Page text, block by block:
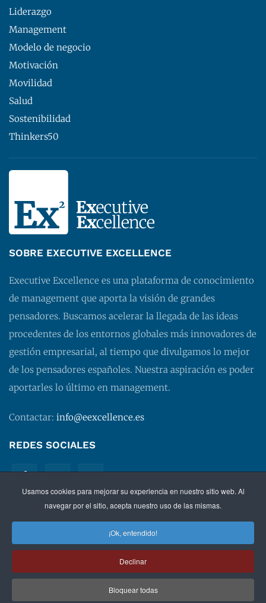
Usamos cookies para mejorar su experiencia en nuestro sitio web. Al
navegar por el sitio, acepta nuestro uso de las mismas.
¡Ok, entendido!
Declinar
Bloquear todas
Liderazgo
Management
Modelo de negocio
Motivación
Movilidad
Salud
Sostenibilidad
Thinkers50
SOBRE EXECUTIVE EXCELLENCE
Executive Excellence es una plataforma de conocimiento
de management que aporta la visión de grandes
pensadores. Buscamos acelerar la llegada de las ideas
procedentes de los entornos globales más innovadores de
gestión empresarial, al tiempo que divulgamos lo mejor
de los pensadores españoles. Nuestra aspiración es poder
aportarles lo último en management.
Contactar: info@eexcellence.es
REDES SOCIALES
©2026 EXECUTIVE EXCELLENCE.Managementpara
Política de privacidad|Aviso legal